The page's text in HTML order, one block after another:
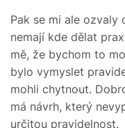
Pak se mi ale
nemají kde dělat
mě, že bychom to
bylo vymyslet
mohli chytnout.
má návrh, který
určitou pravidelnost.